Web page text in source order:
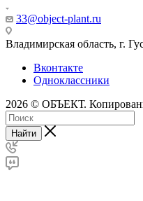
33@object-plant.ru
Владимирская область, г.
Вконтакте
Одноклассники
2026 © ОБЪЕКТ.
Найти